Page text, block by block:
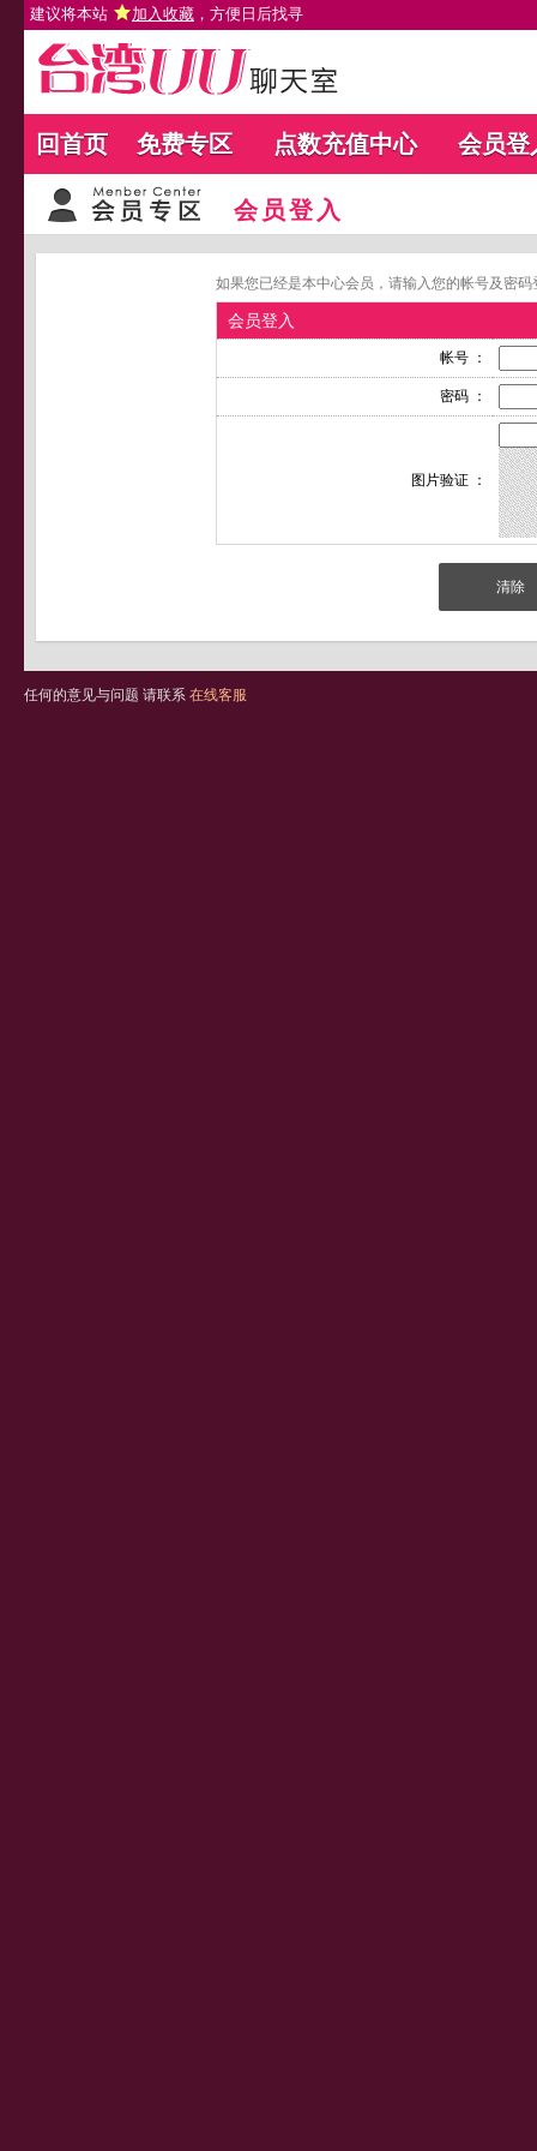
建议将本站 加入收藏 ，方便日后找寻
回首页 免费专区 点数充值中心 会员登
会员登入
如果您已经是本中心会员，请输入您的帐号及密
会员登入
帐号 ：
密码 ：
图片验证 ：
任何的意见与问题 请联系 在线客服